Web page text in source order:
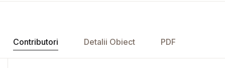
Contributori Detalii Obiect PDF